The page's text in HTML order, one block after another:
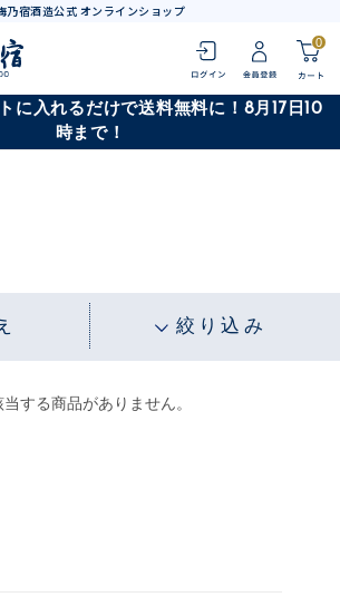
乃宿酒造公式 オンラインショップ
0
に入れるだけで送料無料に！8月17日10
時まで！
絞り込み
当する商品がありません。